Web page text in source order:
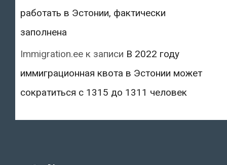
работать в Эстонии, фактически
заполнена
Immigration.ee к записи В 2022 году
иммиграционная квота в Эстонии может
сократиться с 1315 до 1311 человек